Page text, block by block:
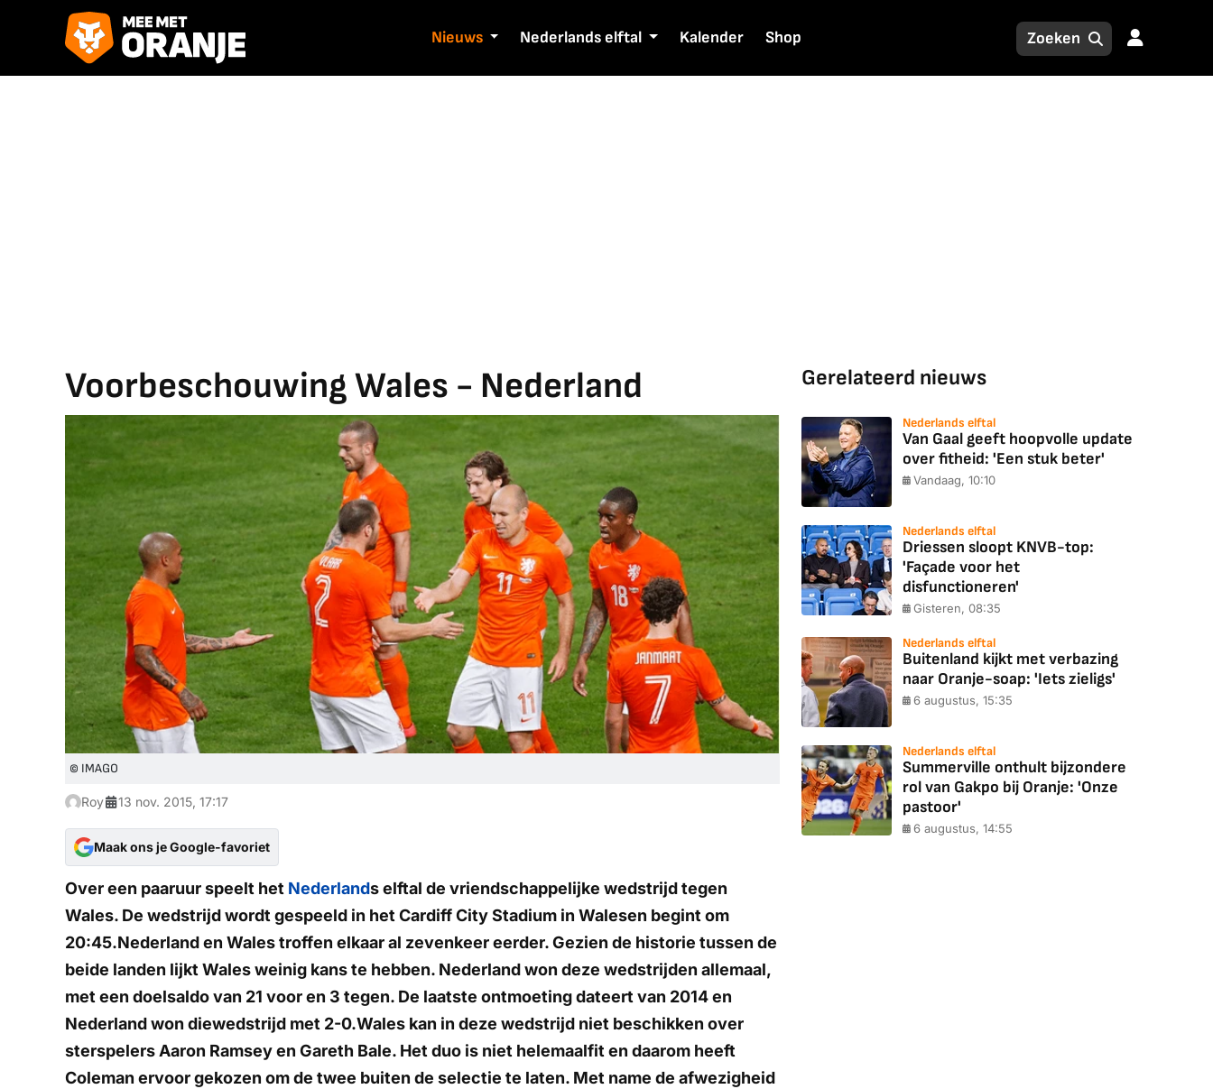
Nieuws Nederlands elftal Kalender Shop
Voorbeschouwing Wales - Nederland
© IMAGO
Roy 13 nov. 2015, 17:17
Maak ons je Google-favoriet
Over een paaruur speelt het Nederlands elftal de vriendschappelijke wedstrijd tegen
Wales. De wedstrijd wordt gespeeld in het Cardiff City Stadium in Walesen begint om
20:45.Nederland en Wales troffen elkaar al zevenkeer eerder. Gezien de historie tussen de
beide landen lijkt Wales weinig kans te hebben. Nederland won deze wedstrijden allemaal,
met een doelsaldo van 21 voor en 3 tegen. De laatste ontmoeting dateert van 2014 en
Nederland won diewedstrijd met 2-0.Wales kan in deze wedstrijd niet beschikken over
sterspelers Aaron Ramsey en Gareth Bale. Het duo is niet helemaalfit en daarom heeft
Coleman ervoor gekozen om de twee buiten de selectie te laten. Met name de afwezigheid
Gerelateerd nieuws
Nederlands elftal
Van Gaal geeft hoopvolle update
over fitheid: 'Een stuk beter'
Vandaag, 10:10
Nederlands elftal
Driessen sloopt KNVB-top:
'Façade voor het
disfunctioneren'
Gisteren, 08:35
Nederlands elftal
Buitenland kijkt met verbazing
naar Oranje-soap: 'Iets zieligs'
6 augustus, 15:35
Nederlands elftal
Summerville onthult bijzondere
rol van Gakpo bij Oranje: 'Onze
pastoor'
6 augustus, 14:55